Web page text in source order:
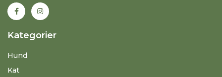
Kategorier
Hund
Kat